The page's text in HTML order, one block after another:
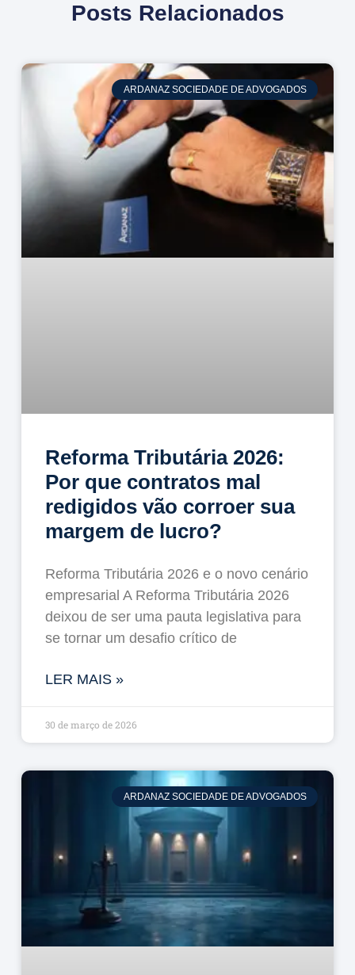
Posts Relacionados
ARDANAZ SOCIEDADE DE ADVOGADOS
Reforma Tributária 2026:
Por que contratos mal
redigidos vão corroer sua
margem de lucro?
Reforma Tributária 2026 e o novo cenário
empresarial A Reforma Tributária 2026
deixou de ser uma pauta legislativa para
se tornar um desafio crítico de
LER MAIS »
30 de março de 2026
ARDANAZ SOCIEDADE DE ADVOGADOS